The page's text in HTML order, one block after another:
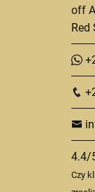
off
Red
4.4/
Czy